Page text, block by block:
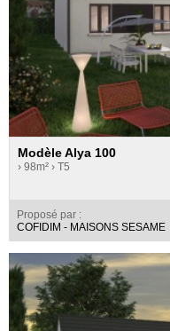
Modèle Alya 100
› 98m² › T5
Proposé par :
COFIDIM - MAISONS SESAME